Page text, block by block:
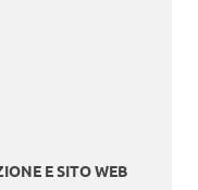
E SITO WEB